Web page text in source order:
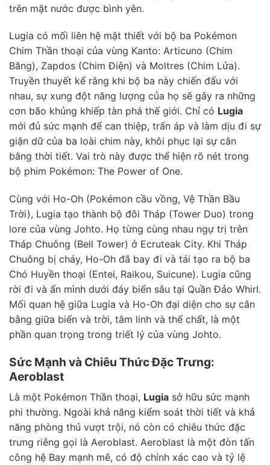
trên mặt nước được bình yên.
Lugia có mối liên hệ mật thiết với bộ ba Pokémon
Chim Thần thoại của vùng Kanto: Articuno (Chim
Băng), Zapdos (Chim Điện) và Moltres (Chim Lửa).
Truyền thuyết kể rằng khi bộ ba này chiến đấu với
nhau, sự xung đột năng lượng của họ sẽ gây ra những
cơn bão khủng khiếp tàn phá thế giới. Chỉ có Lugia
mới đủ sức mạnh để can thiệp, trấn áp và làm dịu đi sự
giận dữ của ba loài chim này, khôi phục lại sự cân
bằng thời tiết. Vai trò này được thể hiện rõ nét trong
bộ phim Pokémon: The Power of One.
Cùng với Ho-Oh (Pokémon cầu vồng, Vệ Thần Bầu
Trời), Lugia tạo thành bộ đôi Tháp (Tower Duo) trong
lore của vùng Johto. Họ từng cùng nhau ngự trị trên
Tháp Chuông (Bell Tower) ở Ecruteak City. Khi Tháp
Chuông bị cháy, Ho-Oh đã bay đi và tái tạo ra bộ ba
Chó Huyền thoại (Entei, Raikou, Suicune). Lugia cũng
rời đi và ẩn mình dưới đáy biển sâu tại Quần Đảo Whirl.
Mối quan hệ giữa Lugia và Ho-Oh đại diện cho sự cân
bằng giữa biển và trời, tâm linh và thể chất, là một
phần quan trọng trong triết lý của vùng Johto.
Sức Mạnh và Chiêu Thức Đặc Trưng:
Aeroblast
Là một Pokémon Thần thoại, Lugia sở hữu sức mạnh
phi thường. Ngoài khả năng kiểm soát thời tiết và khả
năng phòng thủ vượt trội, nó còn có chiêu thức đặc
trưng riêng gọi là Aeroblast. Aeroblast là một đòn tấn
công hệ Bay mạnh mẽ, có độ chính xác cao và tỷ lệ